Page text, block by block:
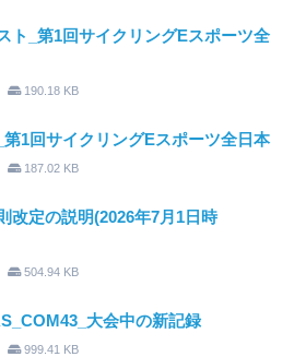
ト_第1回サイクリングEスポーツ全
190.18 KB
1回サイクリングEスポーツ全日本
187.02 KB
改定の説明(2026年7月1日時
504.94 KB
大会中の新記録
999.41 KB